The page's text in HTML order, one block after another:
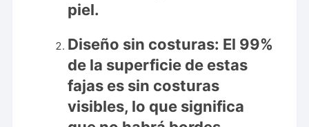
piel.
Diseño sin costuras: El 99%
de la superficie de estas
fajas es sin costuras
visibles, lo que significa